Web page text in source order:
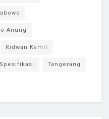
Anung
Ridwan Kamil
Spesifikasi Tangerang